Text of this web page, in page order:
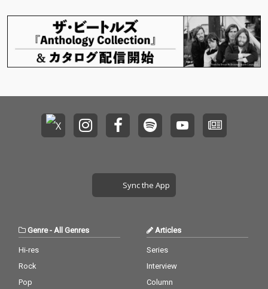
Sync the App
Genre- All Genres
Hi-res
Rock
Pop
Articles
Series
Interview
Column